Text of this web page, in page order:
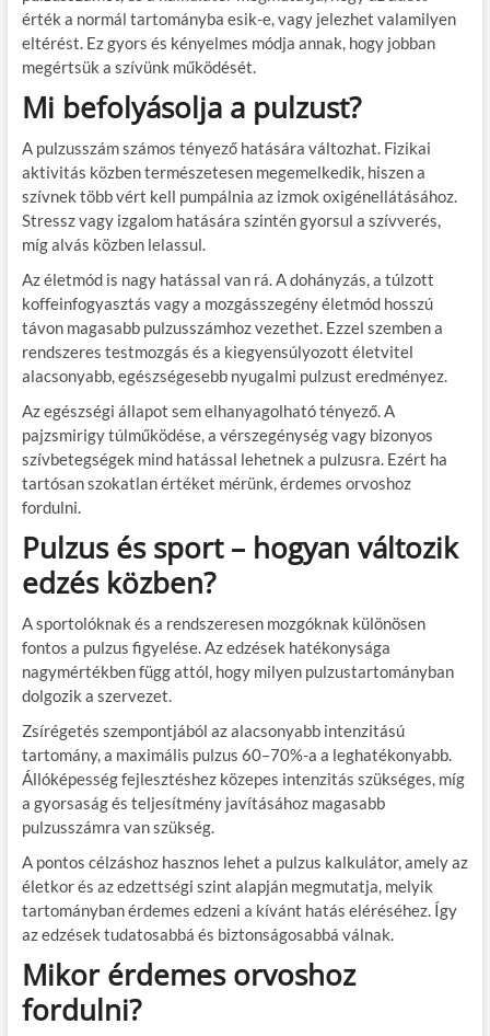
érték a normál tartományba esik-e, vagy jelezhet valamilyen
eltérést. Ez gyors és kényelmes módja annak, hogy jobban
megértsük a szívünk működését.
Mi befolyásolja a pulzust?
A pulzusszám számos tényező hatására változhat. Fizikai
aktivitás közben természetesen megemelkedik, hiszen a
szívnek több vért kell pumpálnia az izmok oxigénellátásához.
Stressz vagy izgalom hatására szintén gyorsul a szívverés,
míg alvás közben lelassul.
Az életmód is nagy hatással van rá. A dohányzás, a túlzott
koffeinfogyasztás vagy a mozgásszegény életmód hosszú
távon magasabb pulzusszámhoz vezethet. Ezzel szemben a
rendszeres testmozgás és a kiegyensúlyozott életvitel
alacsonyabb, egészségesebb nyugalmi pulzust eredményez.
Az egészségi állapot sem elhanyagolható tényező. A
pajzsmirigy túlműködése, a vérszegénység vagy bizonyos
szívbetegségek mind hatással lehetnek a pulzusra. Ezért ha
tartósan szokatlan értéket mérünk, érdemes orvoshoz
fordulni.
Pulzus és sport – hogyan változik
edzés közben?
A sportolóknak és a rendszeresen mozgóknak különösen
fontos a pulzus figyelése. Az edzések hatékonysága
nagymértékben függ attól, hogy milyen pulzustartományban
dolgozik a szervezet.
Zsírégetés szempontjából az alacsonyabb intenzitású
tartomány, a maximális pulzus 60–70%-a a leghatékonyabb.
Állóképesség fejlesztéshez közepes intenzitás szükséges, míg
a gyorsaság és teljesítmény javításához magasabb
pulzusszámra van szükség.
A pontos célzáshoz hasznos lehet a pulzus kalkulátor, amely az
életkor és az edzettségi szint alapján megmutatja, melyik
tartományban érdemes edzeni a kívánt hatás eléréséhez. Így
az edzések tudatosabbá és biztonságosabbá válnak.
Mikor érdemes orvoshoz
fordulni?